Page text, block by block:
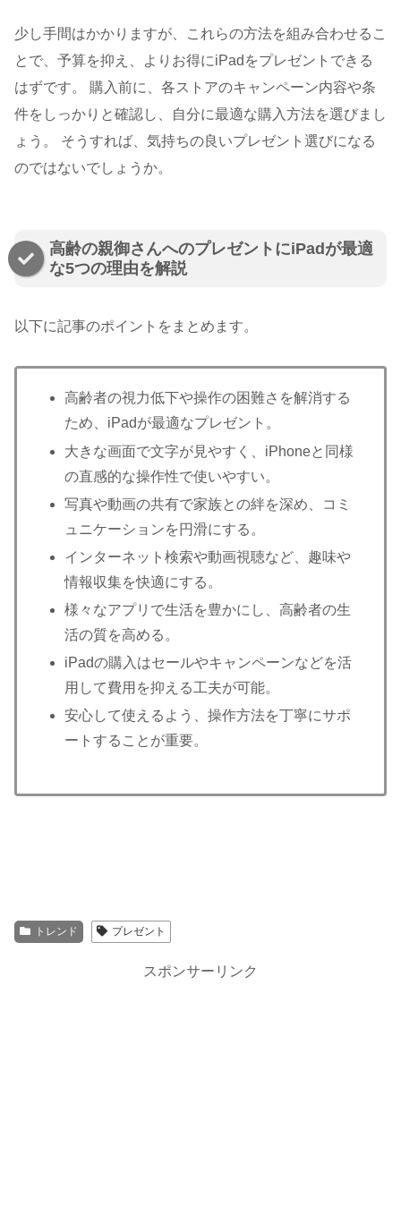
少し手間はかかりますが、これらの方法を組み合わせるこ
とで、予算を抑え、よりお得にiPadをプレゼントできる
はずです。 購入前に、各ストアのキャンペーン内容や条
件をしっかりと確認し、自分に最適な購入方法を選びまし
ょう。 そうすれば、気持ちの良いプレゼント選びになる
のではないでしょうか。
高齢の親御さんへのプレゼントにiPadが最適
な5つの理由を解説
以下に記事のポイントをまとめます。
高齢者の視力低下や操作の困難さを解消する
ため、iPadが最適なプレゼント。
大きな画面で文字が見やすく、iPhoneと同様
の直感的な操作性で使いやすい。
写真や動画の共有で家族との絆を深め、コミ
ュニケーションを円滑にする。
インターネット検索や動画視聴など、趣味や
情報収集を快適にする。
様々なアプリで生活を豊かにし、高齢者の生
活の質を高める。
iPadの購入はセールやキャンペーンなどを活
用して費用を抑える工夫が可能。
安心して使えるよう、操作方法を丁寧にサポ
ートすることが重要。
トレンド プレゼント
スポンサーリンク